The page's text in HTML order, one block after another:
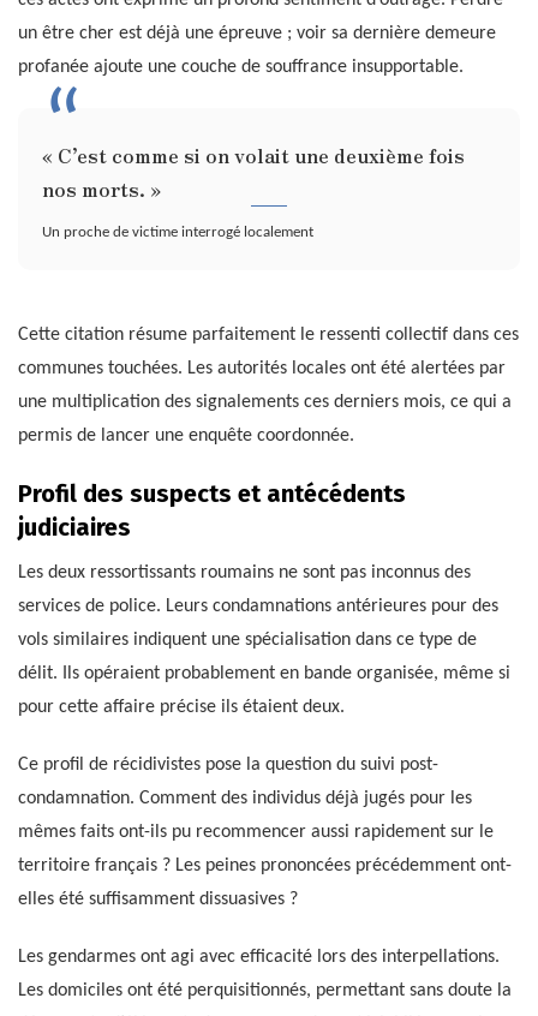
un être cher est déjà une épreuve ; voir sa dernière demeure
profanée ajoute une couche de souffrance insupportable.
« C’est comme si on volait une deuxième fois
nos morts. »
Un proche de victime interrogé localement
Cette citation résume parfaitement le ressenti collectif dans ces
communes touchées. Les autorités locales ont été alertées par
une multiplication des signalements ces derniers mois, ce qui a
permis de lancer une enquête coordonnée.
Profil des suspects et antécédents
judiciaires
Les deux ressortissants roumains ne sont pas inconnus des
services de police. Leurs condamnations antérieures pour des
vols similaires indiquent une spécialisation dans ce type de
délit. Ils opéraient probablement en bande organisée, même si
pour cette affaire précise ils étaient deux.
Ce profil de récidivistes pose la question du suivi post-
condamnation. Comment des individus déjà jugés pour les
mêmes faits ont-ils pu recommencer aussi rapidement sur le
territoire français ? Les peines prononcées précédemment ont-
elles été suffisamment dissuasives ?
Les gendarmes ont agi avec efficacité lors des interpellations.
Les domiciles ont été perquisitionnés, permettant sans doute la